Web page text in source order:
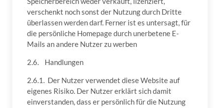
verschenkt noch sonst der Nutzung durch Dritte
überlassen werden darf. Ferner ist es untersagt, für
die persönliche Homepage durch unerbetene E-
Mails an andere Nutzer zu werben
2.6. Handlungen
2.6.1. Der Nutzer verwendet diese Website auf
eigenes Risiko. Der Nutzer erklärt sich damit
einverstanden, dass er persönlich für die Nutzung